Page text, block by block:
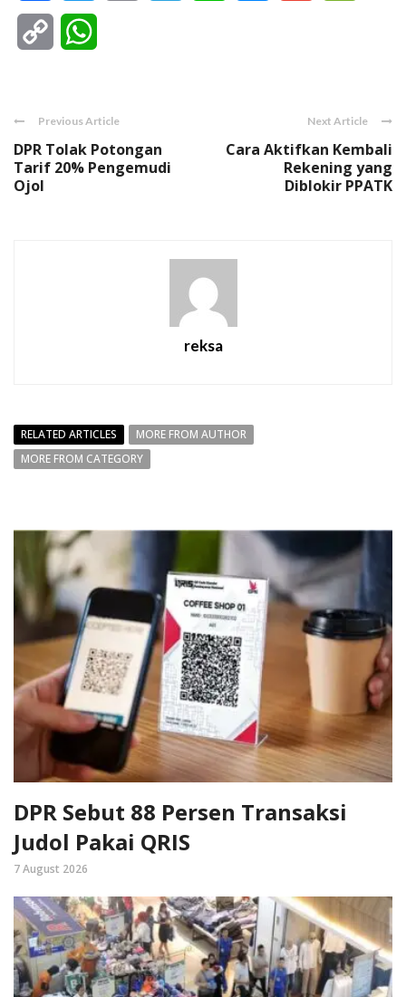
Copy
Previous Article
DPR Tolak Potongan
Tarif 20% Pengemudi
Ojol
Next Article
Cara Aktifkan Kembali
Rekening yang
Diblokir PPATK
reksa
RELATED ARTICLES
MORE FROM AUTHOR
MORE FROM CATEGORY
DPR Sebut 88 Persen Transaksi
Judol Pakai QRIS
7 August 2026